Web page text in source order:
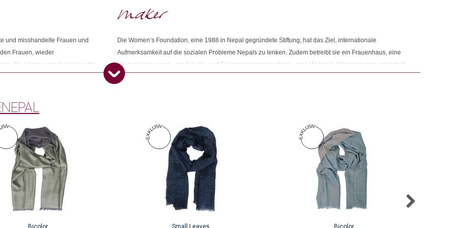
Dieses Produkt weiterempfehlen:
und misshandelte Frauen und
Frauen, wieder
Sie können somit nicht nur ihr
Die Women’s Foundation, eine 1988 in Nepal gegründete Stiftung, hat das Ziel, internationale
Aufmerksamkeit auf die sozialen Probleme Nepals zu lenken. Zudem betreibt sie ein Frauenhaus, eine
Kinderkrippe sowie - als Arbeits- und Einkommensmassnahme - eine Weberei. Changemaker entwickelt
in Zusammenarbeit mit der Organisation unter dem Label Womenepal jährlich mehrere Schal-
Bicolor Small Leaves Bicolor